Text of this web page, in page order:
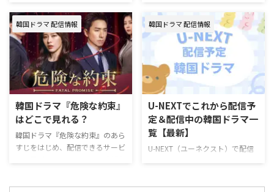
密なリプリー～真実と偽りの間で
～』 …
た。 韓国ドラマ『輝く星のター
ミナル』配信情報 『輝く星のタ
ーミナル』を視聴できる動画配信
サービスは下記の通り。 動画配
信サービス配信状況 Leminoプレ
ミアム Hulu Prime Video※有料
U-NEXT Disney+ Netflix 『輝く星
のターミナル』を見るなら
Leminoがおすすめ。 Leminoプレ
ミアムは、新規の登録なら初月無
料で利用できる。無料期間中に解
約すればお金は一切かからない！
複雑に交錯するラブロマンス時代
劇。胸キュン満載、そして心打た
れる『王は愛する』について、詳
しくご紹介。 韓国ドラマ『王は
愛する』配信情報 現在、『王は
愛する』を視聴できる動画配信サ
ービスは下記の通り。 動画配信
サービス配信状況 Leminoプレミ
アム U-NEXT Hulu Prime Video※
有料 Disney+ Netflix 『王は愛す
る』を見るならLeminoがおすす
め。 Leminoプレミアムは、新規
韓国ドラマ 配信情報
韓国ドラマ『危険な約束』
はどこで見れる？
韓国ドラマ『危険な約束』のあら
すじをはじめ、配信できるサービ
韓国ドラマ 配信情報
U-NEXTでこれから配信予
定＆配信中の韓国ドラマ一
覧【最新】
U-NEXT（ユーネクスト）で配信
が始まった大注目の新作も合わせ